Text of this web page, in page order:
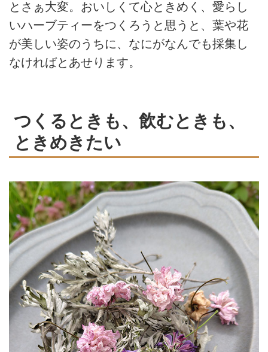
とさぁ大変。おいしくて心ときめく、愛らし
いハーブティーをつくろうと思うと、葉や花
が美しい姿のうちに、なにがなんでも採集し
なければとあせります。
つくるときも、飲むときも、
ときめきたい